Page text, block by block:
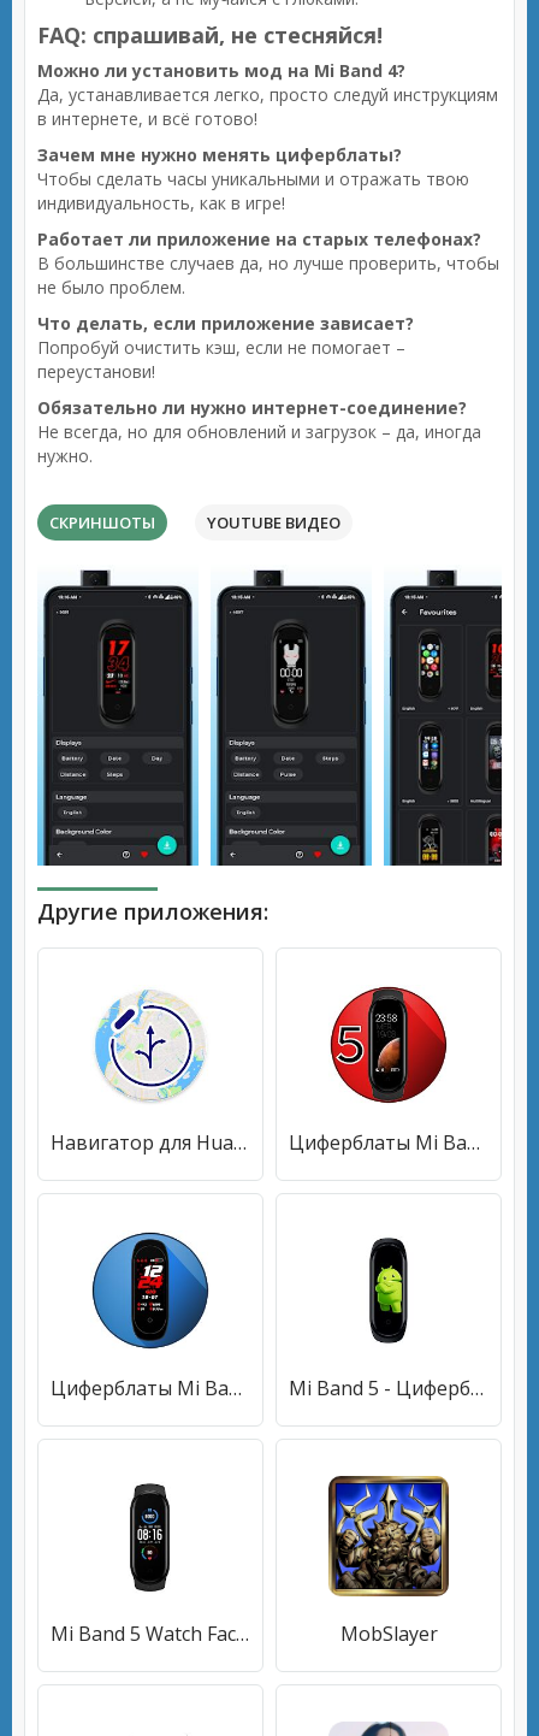
FAQ: спрашивай, не стесняйся!
Можно ли установить мод на Mi Band 4?
Да, устанавливается легко, просто следуй инструкциям
в интернете, и всё готово!
Зачем мне нужно менять циферблаты?
Чтобы сделать часы уникальными и отражать твою
индивидуальность, как в игре!
Работает ли приложение на старых телефонах?
В большинстве случаев да, но лучше проверить, чтобы
не было проблем.
Что делать, если приложение зависает?
Попробуй очистить кэш, если не помогает –
переустанови!
Обязательно ли нужно интернет-соединение?
Не всегда, но для обновлений и загрузок – да, иногда
нужно.
СКРИНШОТЫ YOUTUBE ВИДЕО
Другие приложения:
Навигатор для Huawei Band 2, 3, 4, 5 и Watch Циферблаты Mi Band 5
Циферблаты Mi Band 4 Mi Band 5 - Циферблаты для Mi Band 5
Mi Band 5 Watch Faces MobSlayer